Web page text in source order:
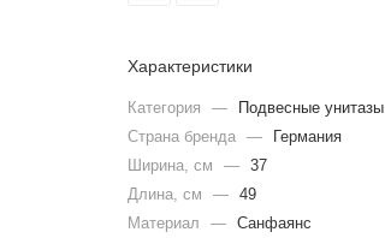
Характеристики
Категория —
Подвесные унитазы
Страна бренда —
Германия
Ширина, см
— 37
Длина, см
— 49
Материал
— Санфаянс